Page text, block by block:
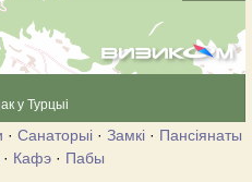
у Турцыі
· Санаторыі · Замкі · Пансіянаты
· Кафэ· Пабы